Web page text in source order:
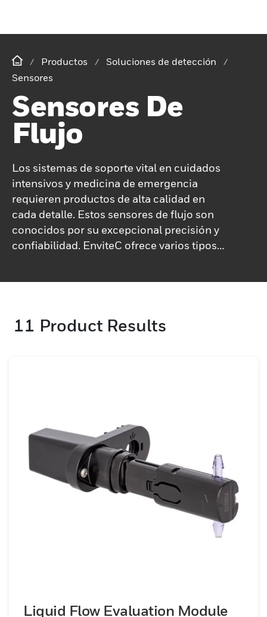
Productos
Soluciones de detección
Sensores
Sensores De
Flujo
Los sistemas de soporte vital en cuidados
intensivos y medicina de emergencia
requieren productos de alta calidad en
cada detalle. Estos sensores de flujo son
conocidos por su excepcional precisión y
confiabilidad. EnviteC ofrece varios tipos
11 Product Results
Liquid Flow Evaluation Module